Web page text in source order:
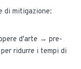
di mitigazione:
d'arte → pre-
ridurre i tempi di